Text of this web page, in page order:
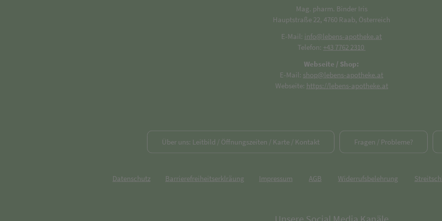
Mag. pharm. Binder Iris
Hauptstraße 22, 4760 Raab, Österreich
E-Mail: info@lebens-apotheke.at
Telefon: +43 7762 2310
Webseite / Shop:
E-Mail: shop@lebens-apotheke.at
Webseite: https://lebens-apotheke.at
Über uns: Leitbild / Öffnungszeiten / Karte / Kontakt Fragen / Probleme?
Datenschutz Barrierefreiheitserklräung Impressum AGB Widerrufsbelehrung